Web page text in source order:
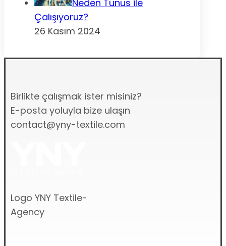
Neden Tunus ile
Çalışıyoruz?
26 Kasım 2024
Birlikte çalışmak ister misiniz?
E-posta yoluyla bize ulaşın
contact@yny-textile.com
Logo YNY Textile-
Agency